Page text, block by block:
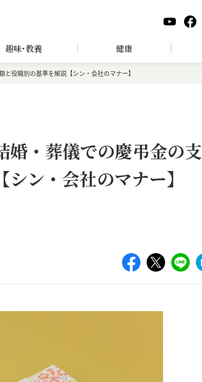
趣味･教養 健康
役職別の基準を解説【シン・会社のマナー】
婚・葬儀での慶弔金の支
ン・会社のマナー】